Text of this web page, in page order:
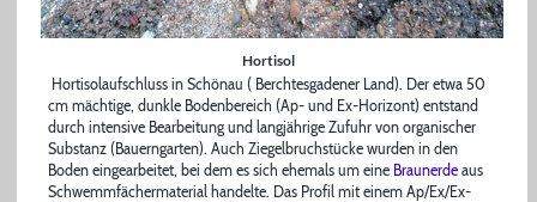
Hortisol
Hortisolaufschluss in Schönau ( Berchtesgadener Land). Der etwa 50
cm mächtige, dunkle Bodenbereich (Ap- und Ex-Horizont) entstand
durch intensive Bearbeitung und langjährige Zufuhr von organischer
Substanz (Bauerngarten). Auch Ziegelbruchstücke wurden in den
Boden eingearbeitet, bei dem es sich ehemals um eine Braunerde aus
Schwemmfächermaterial handelte. Das Profil mit einem Ap/Ex/Ex-